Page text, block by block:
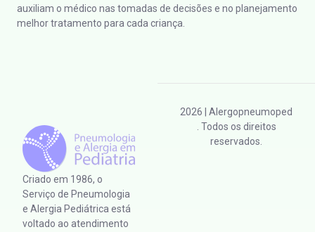
auxiliam o médico nas tomadas de decisões e no planejamento
melhor tratamento para cada criança.
Criado em 1986, o
Serviço de Pneumologia
e Alergia Pediátrica está
voltado ao atendimento
2026 | Alergopneumoped
. Todos os direitos
reservados.